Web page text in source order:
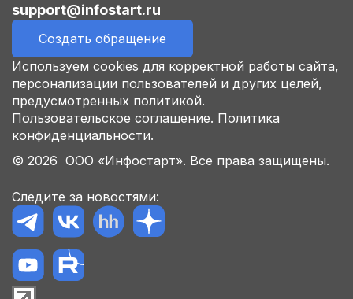
support@infostart.ru
Создать обращение
Используем cookies для корректной работы сайта,
персонализации пользователей и других целей,
предусмотренных политикой.
Пользовательское соглашение. Политика
конфиденциальности.
© 2026 ООО «Инфостарт». Все права защищены.
Следите за новостями: